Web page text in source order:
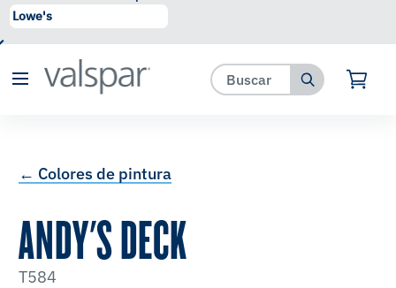
se ha agregado a favoritos.
← Colores de pintura
ANDY'S DECK
T584